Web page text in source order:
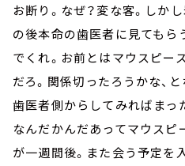
お断り。なぜ？変な客。しか
の後本命の歯医者に見てもら
でくれ。お前とはマウスピー
だろ。関係切ったろうかな、
歯医者側からしてみればまっ
なんだかんだあってマウスピ
が一週間後。また会う予定を